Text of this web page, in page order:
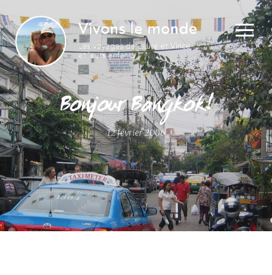
Bonjour Bangkok!
12 février 2006